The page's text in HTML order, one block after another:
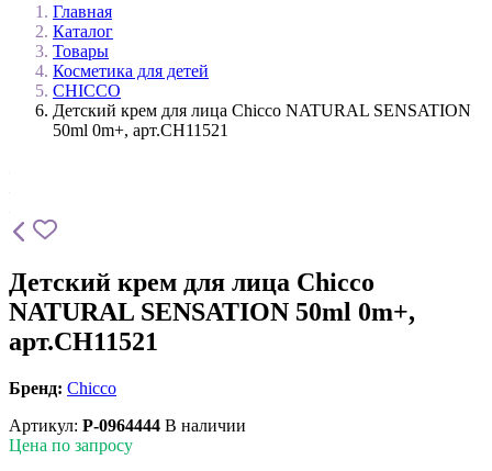
Главная
Каталог
Товары
Косметика для детей
CHICCO
Детский крем для лица Chicco NATURAL SENSATION
50ml 0m+, арт.CH11521
Детский крем для лица Chicco
NATURAL SENSATION 50ml 0m+,
арт.CH11521
Бренд: Chicco
Артикул: P-0964444 В наличии
Цена по запросу